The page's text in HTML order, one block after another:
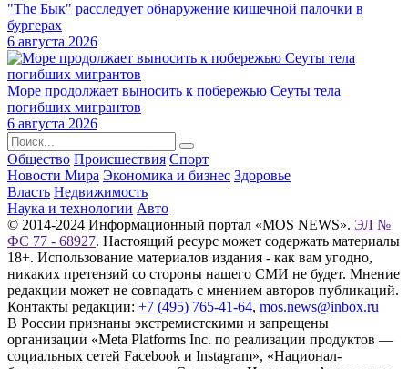
"The Бык" расследует обнаружение кишечной палочки в
бургерах
6 августа 2026
Море продолжает выносить к побережью Сеуты тела
погибших мигрантов
6 августа 2026
Общество Происшествия Спорт
Новости Мира Экономика и бизнес Здоровье
Власть Недвижимость
Наука и технологии Авто
© 2014-2024 Информационный портал «MOS NEWS». ЭЛ №
ФС 77 - 68927. Настоящий ресурс может содержать материалы
18+. Использование материалов издания - как вам угодно,
никаких претензий со стороны нашего СМИ не будет. Мнение
редакции может не совпадать с мнением авторов публикаций.
Контакты редакции: +7 (495) 765-41-64, mos.news@inbox.ru
В России признаны экстремистскими и запрещены
организации «Meta Platforms Inc. по реализации продуктов —
социальных сетей Facebook и Instagram», «Национал-